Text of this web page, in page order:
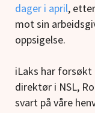
dager i april,
mot sin
oppsigelse.
iLaks har
direktør i NSL,
svart på våre